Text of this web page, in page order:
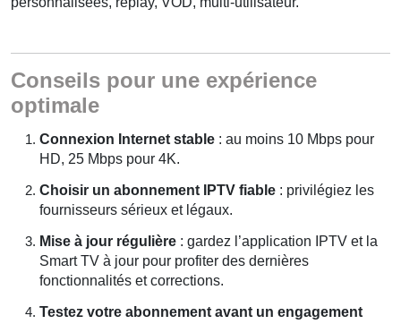
Conseils pour une expérience
optimale
Connexion Internet stable : au moins 10 Mbps pour
HD, 25 Mbps pour 4K.
Choisir un abonnement IPTV fiable : privilégiez les
fournisseurs sérieux et légaux.
Mise à jour régulière : gardez l’application IPTV et la
Smart TV à jour pour profiter des dernières
fonctionnalités et corrections.
Testez votre abonnement avant un engagement